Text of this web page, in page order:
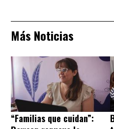
Más Noticias
“Familias que cuidan”: